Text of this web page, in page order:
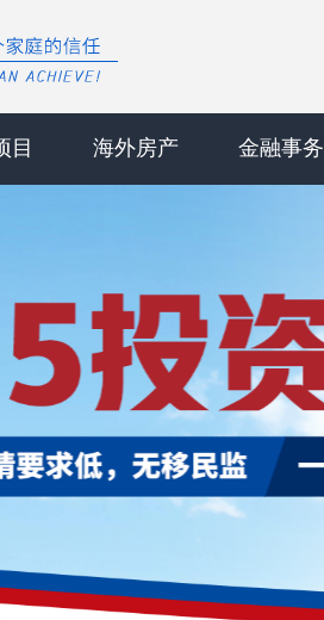
目 海外房产 金融事务